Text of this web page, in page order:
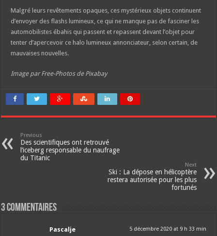
Malgré leurs revêtements opaques, ces mystérieux objets continuent
d’envoyer des flashs lumineux, ce qui ne manque pas de fasciner les
automobilistes ébahis qui passent et repassent devant l’objet pour
tenter d’apercevoir ce halo lumineux annonciateur, selon certain, de
mauvaises nouvelles.
Image par Free-Photos de Pixabay
Previous
Des scientifiques ont retrouvé
l’iceberg responsable du naufrage
du Titanic
Next
Ski : La dépose en hélicoptère
restera autorisée pour les plus
fortunés
3 Commentaires
Pascalje 5 décembre 2020 at 9 h 33 min